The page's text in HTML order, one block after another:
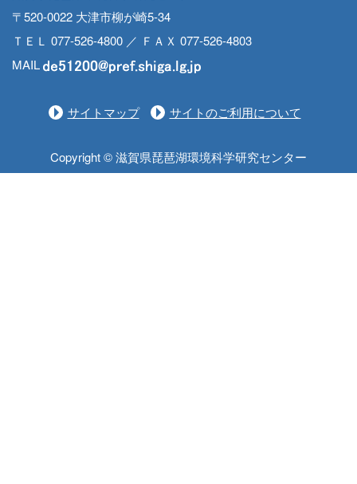
〒520-0022 大津市柳が崎5-34
ＴＥＬ 077-526-4800 ／ ＦＡＸ 077-526-4803
MAIL
サイトマップ サイトのご利用について
Copyright © 滋賀県琵琶湖環境科学研究センター